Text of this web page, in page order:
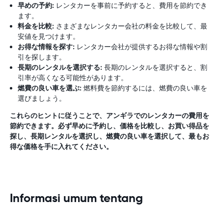
早めの予約: レンタカーを事前に予約すると、費用を節約でき
ます。
料金を比較: さまざまなレンタカー会社の料金を比較して、最
安値を見つけます。
お得な情報を探す: レンタカー会社が提供するお得な情報や割
引を探します。
長期のレンタルを選択する: 長期のレンタルを選択すると、割
引率が高くなる可能性があります。
燃費の良い車を選ぶ: 燃料費を節約するには、燃費の良い車を
選びましょう。
これらのヒントに従うことで、アンギラでのレンタカーの費用を
節約できます。必ず早めに予約し、価格を比較し、お買い得品を
探し、長期レンタルを選択し、燃費の良い車を選択して、最もお
得な価格を手に入れてください。
Informasi umum tentang